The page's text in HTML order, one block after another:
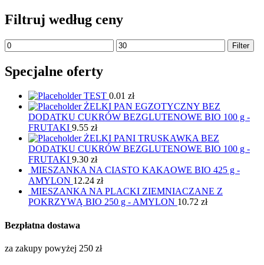
Filtruj według ceny
Filter
Specjalne oferty
TEST 0.01 zł
ŻELKI PAN EGZOTYCZNY BEZ
DODATKU CUKRÓW BEZGLUTENOWE BIO 100 g -
FRUTAKI 9.55 zł
ŻELKI PANI TRUSKAWKA BEZ
DODATKU CUKRÓW BEZGLUTENOWE BIO 100 g -
FRUTAKI 9.30 zł
MIESZANKA NA CIASTO KAKAOWE BIO 425 g -
AMYLON 12.24 zł
MIESZANKA NA PLACKI ZIEMNIACZANE Z
POKRZYWĄ BIO 250 g - AMYLON 10.72 zł
Bezpłatna dostawa
za zakupy powyżej 250 zł